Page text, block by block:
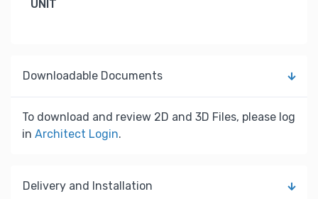
UNIT
Downloadable Documents
To download and review 2D and 3D Files, please log
in Architect Login.
Delivery and Installation